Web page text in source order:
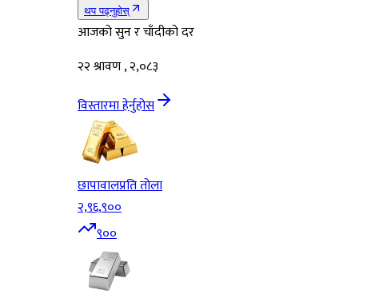
थप पढ्नुहोस्
आजको सुन र चाँदीको दर
२२ श्रावण , २,०८३
विस्तारमा हेर्नुहोस
छापावालप्रति तोला
२,९६,९००
९००